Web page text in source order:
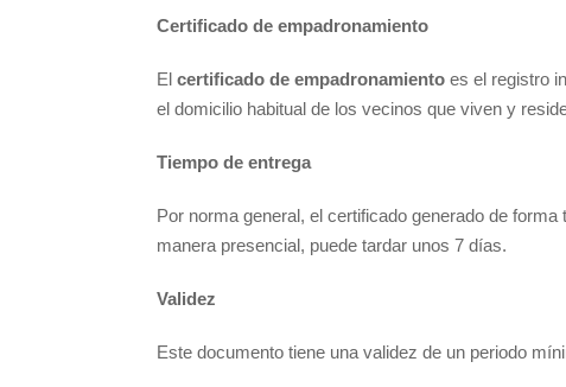
Certificado de empadronamiento
El certificado de empadronamiento es el registro
el domicilio habitual de los vecinos que viven y
Tiempo de entrega
Por norma general, el certificado generado de
manera presencial, puede tardar unos 7 días.
Validez
Este documento tiene una validez de un periodo